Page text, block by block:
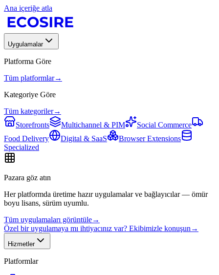
Ana içeriğe atla
Uygulamalar
Platforma Göre
Tüm platformlar→
Kategoriye Göre
Tüm kategoriler→
Storefronts
Multichannel & PIM
Social Commerce
Food Delivery
Digital & SaaS
Browser Extensions
Specialized
Pazara göz atın
Her platformda üretime hazır uygulamalar ve bağlayıcılar — ömür
boyu lisans, sürüm uyumlu.
Tüm uygulamaları görüntüle→
Özel bir uygulamaya mı ihtiyacınız var? Ekibimizle konuşun →
Hizmetler
Platformlar